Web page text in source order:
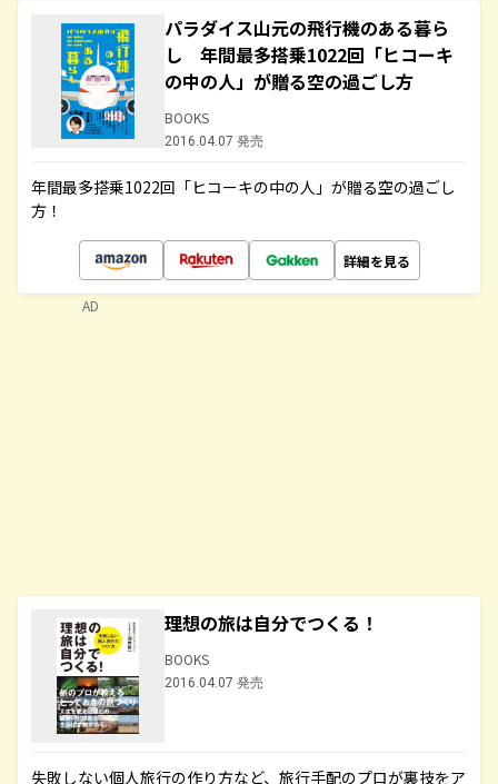
パラダイス山元の飛行機のある暮ら
し 年間最多搭乗1022回「ヒコーキ
の中の人」が贈る空の過ごし方
BOOKS
2016.04.07 発売
年間最多搭乗1022回「ヒコーキの中の人」が贈る空の過ごし
方！
詳細を見る
理想の旅は自分でつくる！
BOOKS
2016.04.07 発売
失敗しない個人旅行の作り方など、旅行手配のプロが裏技をア
AD